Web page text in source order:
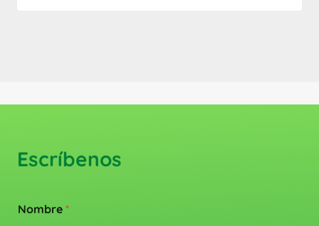
Escríbenos
Nombre *